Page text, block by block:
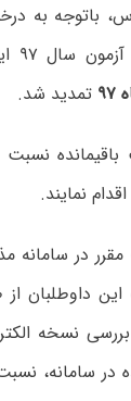
باتوجه به
تمدید شد.
نسبت
نمایند.
در سامانه
داوطلبان
نسخه
سامانه،